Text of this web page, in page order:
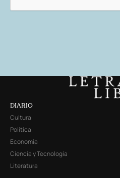
DIARIO
Cultura
Política
Economía
Ciencia y Tecnología
Literatura